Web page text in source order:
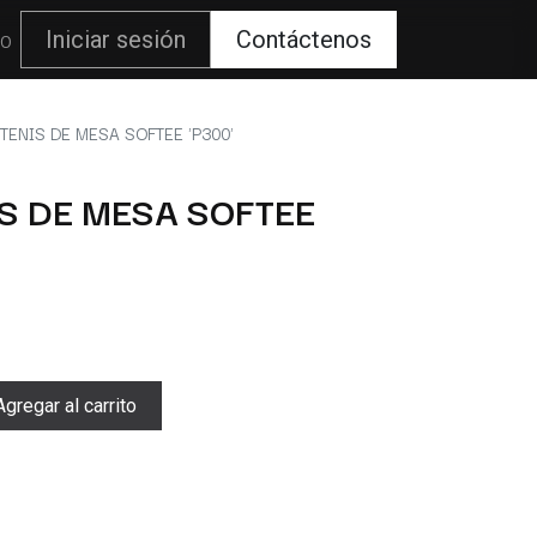
Iniciar sesión Contáctenos
DE MESA SOFTEE 'P300'
DE MESA SOFTEE
al carrito